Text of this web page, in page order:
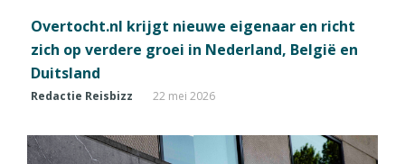
Overtocht.nl krijgt nieuwe eigenaar en richt
zich op verdere groei in Nederland, België en
Duitsland
Redactie Reisbizz 22 mei 2026